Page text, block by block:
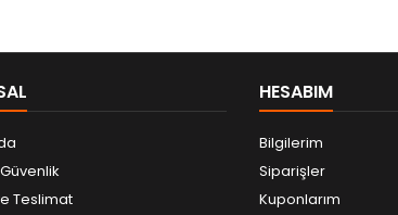
Teslimat
HESABIM
Bilgilerim
Siparişler
Kuponlarım